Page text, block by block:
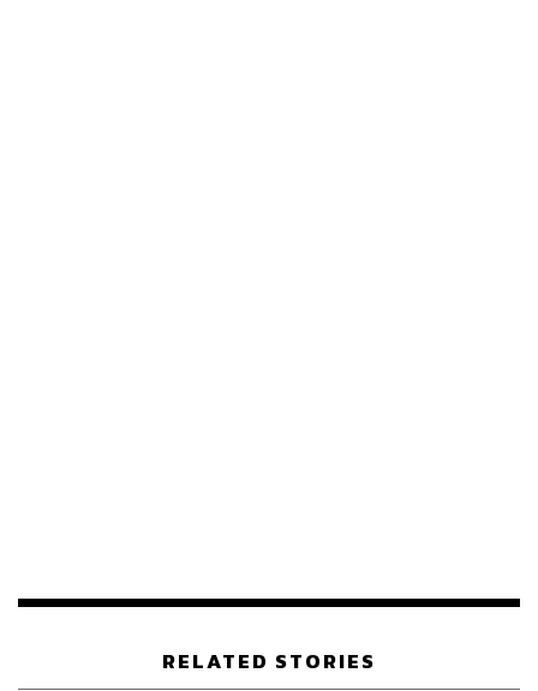
ถังรวมทั้งสิ้น 43 ล้านลิตร จากถังเก็บน้ำมันผสม หรือน้ำมัน
RELATED STORIES